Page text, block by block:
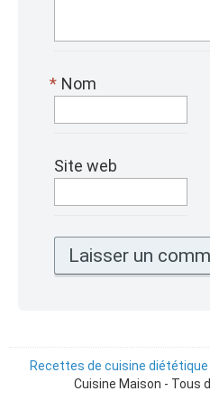
Nom
*
Site web
Recettes de cuisine diététique
Cuisine Maison - Tous